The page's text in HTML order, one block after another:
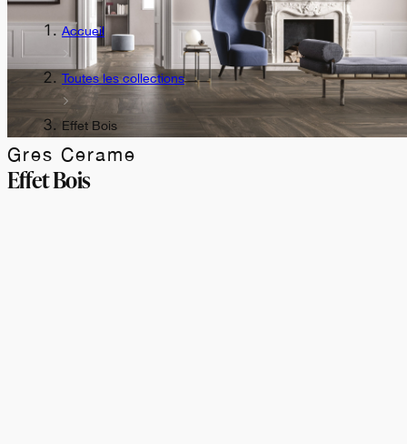
Accueil
Toutes les collections
Effet Bois
Gres Cerame
Effet Bois